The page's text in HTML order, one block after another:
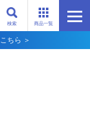
商品一覧
検索
ちら ＞